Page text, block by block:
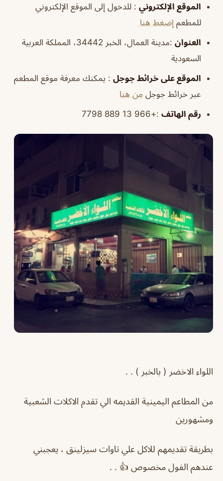
الموقع الإلكتروني : للدخول إلى الموقع الإلكتروني
للمطعم إضغط هنا
العنوان
:مدينة العمال، الخبر 34442، المملكة العربية
السعودية
الموقع على خرائط جوجل : يمكنك معرفة موقع المطعم
عبر خرائط جوجل من هنا
رقم الهاتف :+966 13 889 7798
اللواء الاخضر ( بالخبر ) . .
من المطاعم اليمينية القديمه الي تقدم الاكلات الشعبية
ومشهورين
بطريقة تقديمهم للاكل علي تاوات سيزلينق ، يعجبني
عندهم الفول مخصوص 👍 . .